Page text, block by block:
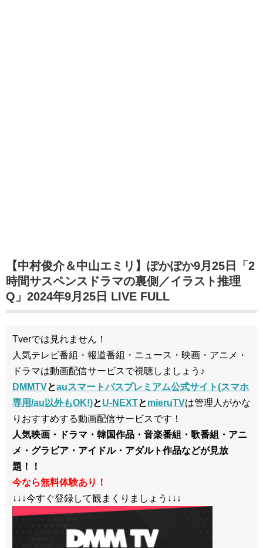
【中村俊介＆中山エミリ】ぽかぽか9月25日「2
時間サスペンスドラマの裏側／イラスト推理
Q」2024年9月25日 LIVE FULL
Tverでは見れません！
人気テレビ番組・報道番組・ニュース・映画・アニメ・
ドラマは動画配信サービスで視聴しましょう♪
DMMTVとauスマートパスプレミアム公式サイト(スマホ
専用/au以外もOK!)とU-NEXTとmieruTVは管理人がかな
りおすすめする動画配信サービスです！
人気映画・ドラマ・韓国作品・音楽番組・歌番組・アニ
メ・グラビア・アイドル・アダルト作品などが見放
題！！
今なら無料体験あり！
↓↓↓今すぐ登録して観まくりましょう↓↓↓